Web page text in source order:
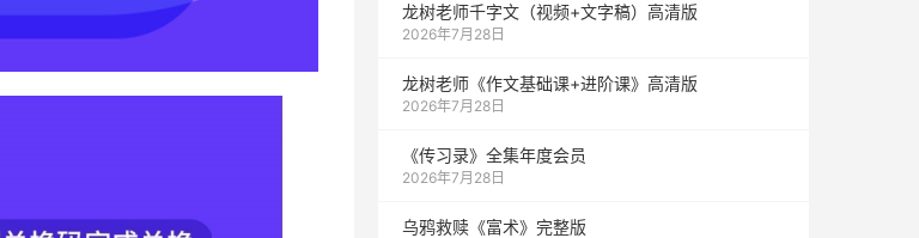
龙树老师千字文（视频+文字稿）高清版
2026年7月28日
龙树老师《作文基础课+进阶课》高清版
2026年7月28日
《传习录》全集年度会员
2026年7月28日
乌鸦救赎《富术》完整版